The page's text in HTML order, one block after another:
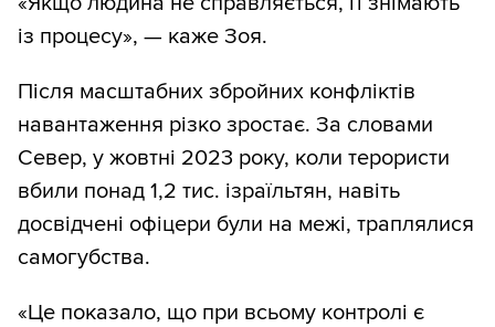
із процесу», — каже Зоя.
Після масштабних збройних конфліктів
навантаження різко зростає. За словами
Север, у жовтні 2023 року, коли терористи
вбили понад 1,2 тис. ізраїльтян, навіть
досвідчені офіцери були на межі, траплялися
самогубства.
«Це показало, що при всьому контролі є